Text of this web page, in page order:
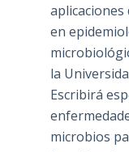
aplicaciones
en
la
Escribirá
microbios